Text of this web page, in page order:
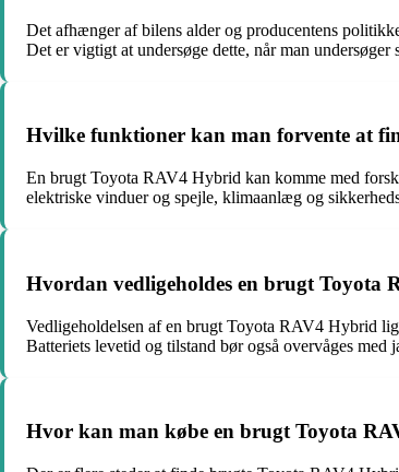
Det afhænger af bilens alder og producentens
Det er vigtigt at undersøge dette, når man undersøger
Hvilke funktioner kan man forvente at
En brugt Toyota RAV4 Hybrid kan komme med
elektriske vinduer og spejle, klimaanlæg og
Hvordan vedligeholdes en brugt Toyota
Vedligeholdelsen af en brugt Toyota RAV4 Hybrid
Batteriets levetid og tilstand bør også overvåges med
Hvor kan man købe en brugt Toyota